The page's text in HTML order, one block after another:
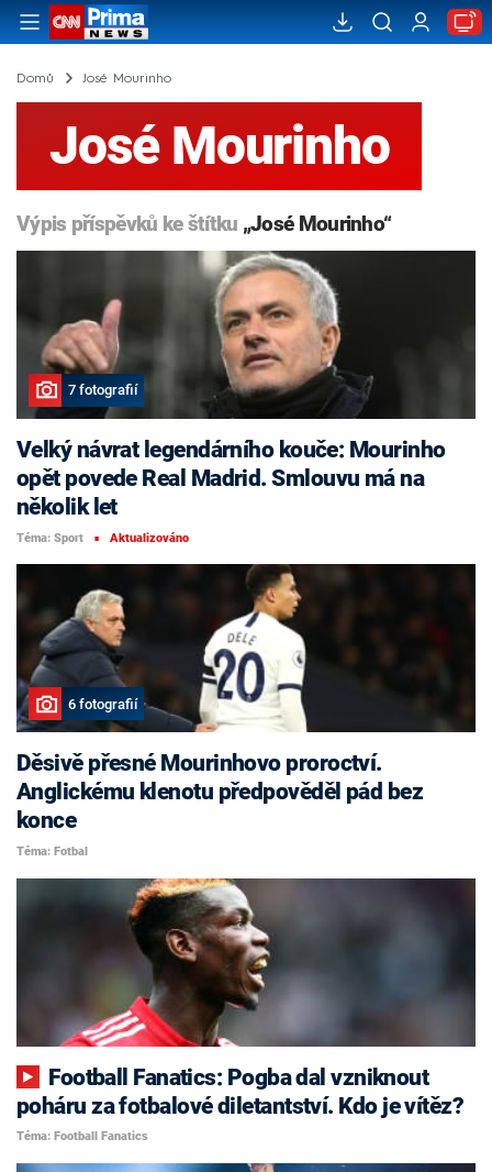
Domů José Mourinho
José Mourinho
Výpis příspěvků ke štítku „José Mourinho“
7 fotografií
Velký návrat legendárního kouče: Mourinho
opět povede Real Madrid. Smlouvu má na
několik let
Téma: Sport ■ Aktualizováno
6 fotografií
Děsivě přesné Mourinhovo proroctví.
Anglickému klenotu předpověděl pád bez
konce
Téma: Fotbal
poháru za fotbalové diletantství. Kdo je vítěz?
Téma: Football Fanatics